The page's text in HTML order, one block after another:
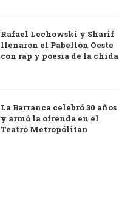
Rafael Lechowski y Sharif
llenaron el Pabellón Oeste
con rap y poesía de la chida
La Barranca celebró 30 años
y armó la ofrenda en el
Teatro Metropólitan